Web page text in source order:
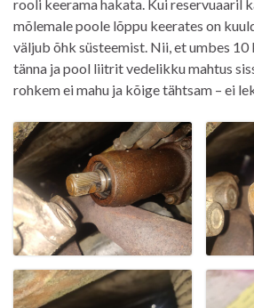
rooli keerama hakata. Kui reservuaaril
mõlemale poole lõppu keerates on
väljub õhk süsteemist. Nii, et umbes 10
tänna ja pool liitrit vedelikku mahtus
rohkem ei mahu ja kõige tähtsam – ei